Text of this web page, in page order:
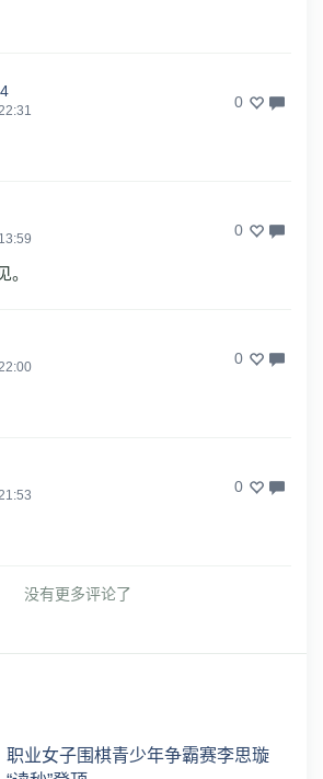
0
0
。
0
0
没有更多评论了
职业女子围棋青少年争霸赛李思璇